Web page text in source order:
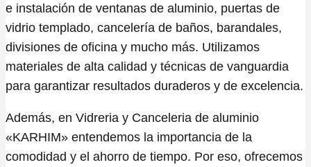
e instalación de ventanas de aluminio, puertas de
vidrio templado, cancelería de baños, barandales,
divisiones de oficina y mucho más. Utilizamos
materiales de alta calidad y técnicas de vanguardia
para garantizar resultados duraderos y de excelencia.
Además, en Vidreria y Canceleria de aluminio
«KARHIM» entendemos la importancia de la
comodidad y el ahorro de tiempo. Por eso, ofrecemos